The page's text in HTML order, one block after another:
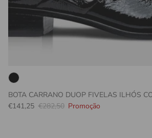
BOTA CARRANO DUOP FIVELAS ILHÓS
Preço promocional
€141,25 Preço normal
€282,50 Promoção